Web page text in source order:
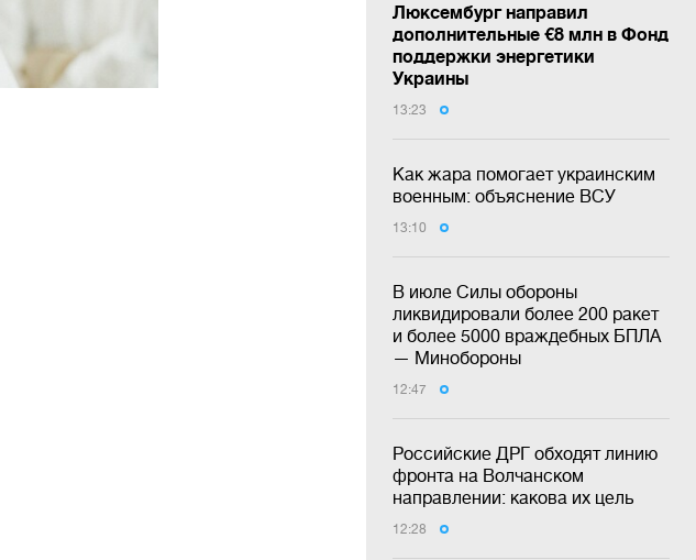
Люксембург направил
дополнительные €8 млн в Фонд
поддержки энергетики
Украины
13:23
Как жара помогает украинским
военным: объяснение ВСУ
13:10
В июле Силы обороны
ликвидировали более 200 ракет
и более 5000 враждебных БПЛА
— Минобороны
12:47
Российские ДРГ обходят линию
фронта на Волчанском
направлении: какова их цель
12:28